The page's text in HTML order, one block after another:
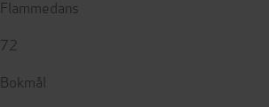
Flammedans
72
Bokmål